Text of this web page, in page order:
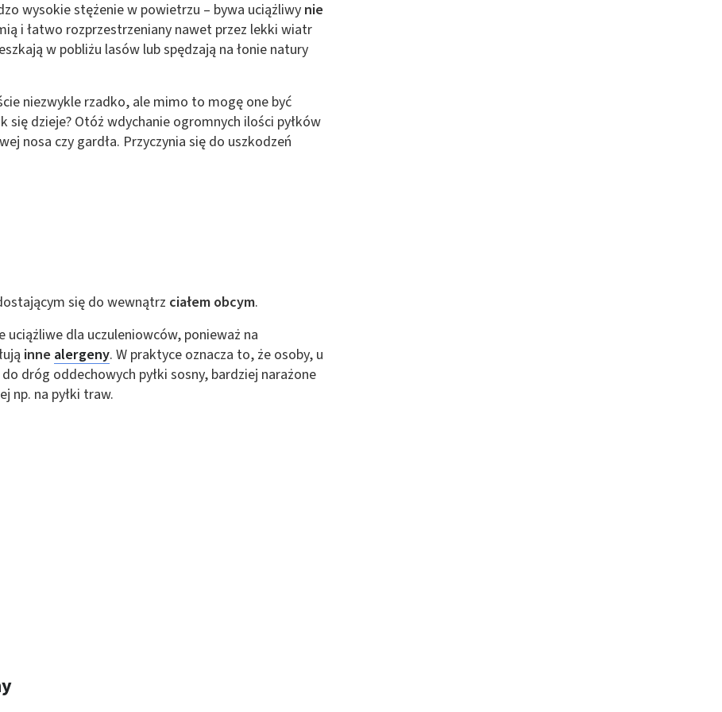
wysokie stężenie w powietrzu – bywa uciążliwy nie
i łatwo rozprzestrzeniany nawet przez lekki wiatr
w pobliżu lasów lub spędzają na łonie natury
niezwykle rzadko, ale mimo to mogę one być
się dzieje? Otóż wdychanie ogromnych ilości pyłków
nosa czy gardła. Przyczynia się do uszkodzeń
się do wewnątrz ciałem obcym.
uciążliwe dla uczuleniowców, ponieważ na
inne alergeny. W praktyce oznacza to, że osoby, u
dróg oddechowych pyłki sosny, bardziej narażone
np. na pyłki traw.
z różnych źródeł